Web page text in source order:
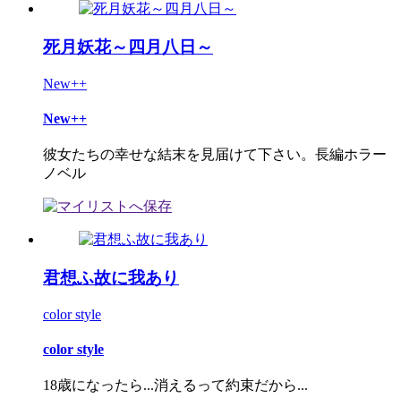
死月妖花～四月八日～
New++
New++
彼女たちの幸せな結末を見届けて下さい。長編ホラー
ノベル
君想ふ故に我あり
color style
color style
18歳になったら...消えるって約束だから...